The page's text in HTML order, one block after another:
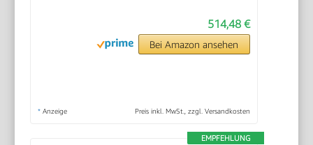
514,48 €
Bei Amazon ansehen
* Anzeige Preis inkl. MwSt., zzgl. Versandkosten
EMPFEHLUNG